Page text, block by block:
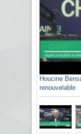
Houcine
renouvelable